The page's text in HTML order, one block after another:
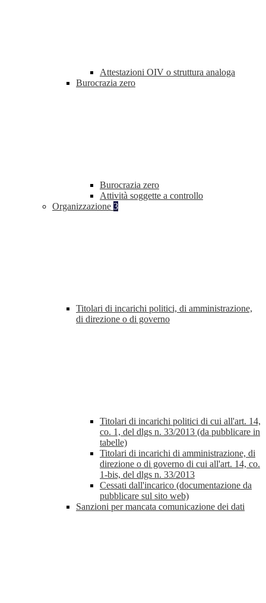
Attestazioni OIV o struttura analoga
Burocrazia zero
Burocrazia zero
Attività soggette a controllo
Organizzazione 3
Titolari di incarichi politici, di amministrazione,
di direzione o di governo
Titolari di incarichi politici di cui all'art. 14,
co. 1, del dlgs n. 33/2013 (da pubblicare in
tabelle)
Titolari di incarichi di amministrazione, di
direzione o di governo di cui all'art. 14, co.
1-bis, del dlgs n. 33/2013
Cessati dall'incarico (documentazione da
pubblicare sul sito web)
Sanzioni per mancata comunicazione dei dati